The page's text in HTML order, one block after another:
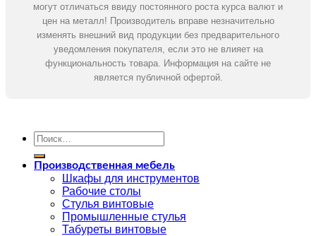
могут отличаться ввиду постоянного роста курса валют и
цен на металл! Производитель вправе незначительно
изменять внешний вид продукции без предварительного
уведомления покупателя, если это не влияет на
функциональность товара. Информация на сайте не
является публичной офертой.
Искать:
Производственная мебель
Шкафы для инструментов
Рабочие столы
Стулья винтовые
Промышленные стулья
Табуреты винтовые